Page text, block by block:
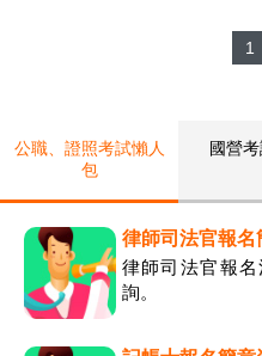
1
公職、證照考試懶人
包
國營
律師司法官報名
律師司法官報
詢。